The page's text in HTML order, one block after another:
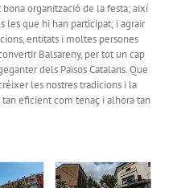
organització de la festa; així
que hi han participat; i agrair
entitats i moltes persones
Balsareny, per tot un cap
dels Països Catalans. Que
les nostres tradicions i la
eficient com tenaç i alhora tan